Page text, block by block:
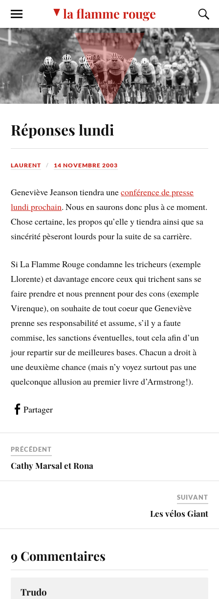
la flamme rouge
Réponses lundi
LAURENT 14 NOVEMBRE 2003
Geneviève Jeanson tiendra uneconférence de presse
lundi prochain. Nous en saurons donc plus à ce moment.
Chose certaine, les propos qu’elle y tiendra ainsi que sa
sincérité pèseront lourds pour la suite de sa carrière.
Si La Flamme Rouge condamne les tricheurs (exemple
Llorente) et davantage encore ceux qui trichent sans se
faire prendre et nous prennent pour des cons (exemple
Virenque), on souhaite de tout coeur que Geneviève
prenne ses responsabilité et assume, s’il y a faute
commise, les sanctions éventuelles, tout cela afin d’un
jour repartir sur de meilleures bases. Chacun a droit à
une deuxième chance (mais n’y voyez surtout pas une
quelconque allusion au premier livre d’Armstrong!).
Partager
PRÉCÉDENT
Cathy Marsal et Rona
SUIVANT
Les vélos Giant
9 Commentaires
Trudo